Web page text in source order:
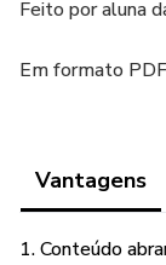
Feito por aluna
Em formato
Vantagens
1. Conteúdo